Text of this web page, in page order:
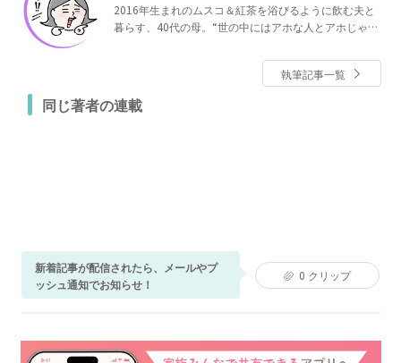
2016年生まれのムスコ＆紅茶を浴びるように飲む夫と
暮らす、40代の母。“世の中にはアホな人とアホじゃな
剣に過ごす毎日を、訳もなくマンガにしたためて発信
執筆記事一覧
同じ著者の連載
新着記事が配信されたら、メールやプ
ッシュ通知でお知らせ！
0 クリップ